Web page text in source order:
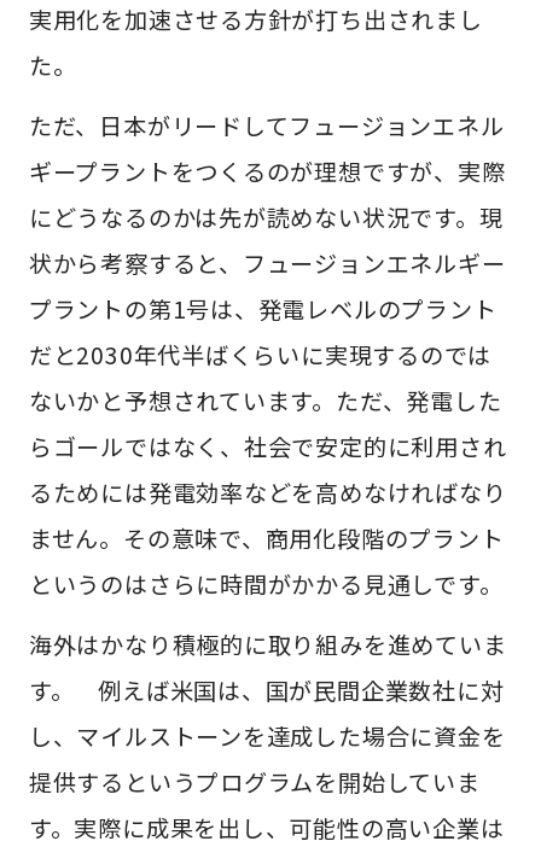
実用化を加速させる方針が打ち出されまし
た。
ただ、日本がリードしてフュージョンエネル
ギープラントをつくるのが理想ですが、実際
にどうなるのかは先が読めない状況です。現
状から考察すると、フュージョンエネルギー
プラントの第1号は、発電レベルのプラント
だと2030年代半ばくらいに実現するのでは
ないかと予想されています。ただ、発電した
らゴールではなく、社会で安定的に利用され
るためには発電効率などを高めなければなり
ません。その意味で、商用化段階のプラント
というのはさらに時間がかかる見通しです。
海外はかなり積極的に取り組みを進めていま
す。 例えば米国は、国が民間企業数社に対
し、マイルストーンを達成した場合に資金を
提供するというプログラムを開始していま
す。実際に成果を出し、可能性の高い企業は